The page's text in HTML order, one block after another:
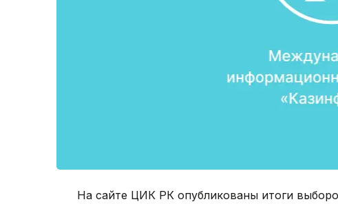
На сайте ЦИК РК опубликованы итоги